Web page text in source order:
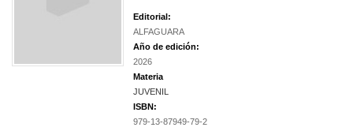
Editorial:
ALFAGUARA
Año de edición:
2026
Materia
JUVENIL
ISBN:
979-13-87949-79-2